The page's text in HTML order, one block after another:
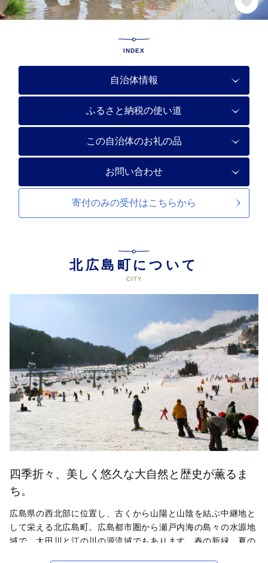
INDEX
自治体情報
ふるさと納税の使い道
この自治体のお礼の品
お問い合わせ
寄付のみの受付はこちらから
北広島町について
四季折々、美しく悠久な大自然と歴史が薫るま
ち。
広島県の西北部に位置し、古くから山陽と山陰を結ぶ中継地と
して栄える北広島町。広島都市圏から瀬戸内海の島々の水源地
域で、太田川と江の川の源流域でもあります。春の新緑、夏の